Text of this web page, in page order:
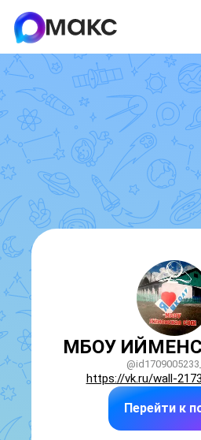
МБОУ
https://vk.ru/wall-
Перейти к